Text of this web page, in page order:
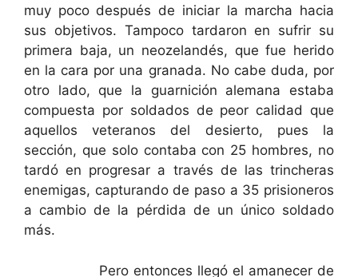
muy poco después de iniciar la marcha hacia
sus objetivos. Tampoco tardaron en sufrir su
primera baja, un neozelandés, que fue herido
en la cara por una granada. No cabe duda, por
otro lado, que la guarnición alemana estaba
compuesta por soldados de peor calidad que
aquellos veteranos del desierto, pues la
sección, que solo contaba con 25 hombres, no
tardó en progresar a través de las trincheras
enemigas, capturando de paso a 35 prisioneros
a cambio de la pérdida de un único soldado
más.
Pero entonces llegó el amanecer de